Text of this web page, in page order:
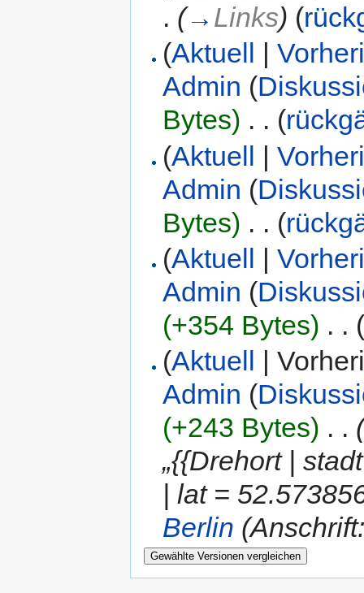
. (→ Links) (
(Aktuell |
Admin (
Bytes) . . (
(Aktuell |
Admin (
Bytes) . . (
(Aktuell |
Admin (
(+354 Bytes) . .
(Aktuell
|
Admin (
(+243 Bytes) . .
„{{Drehort |
| lat =
Berlin